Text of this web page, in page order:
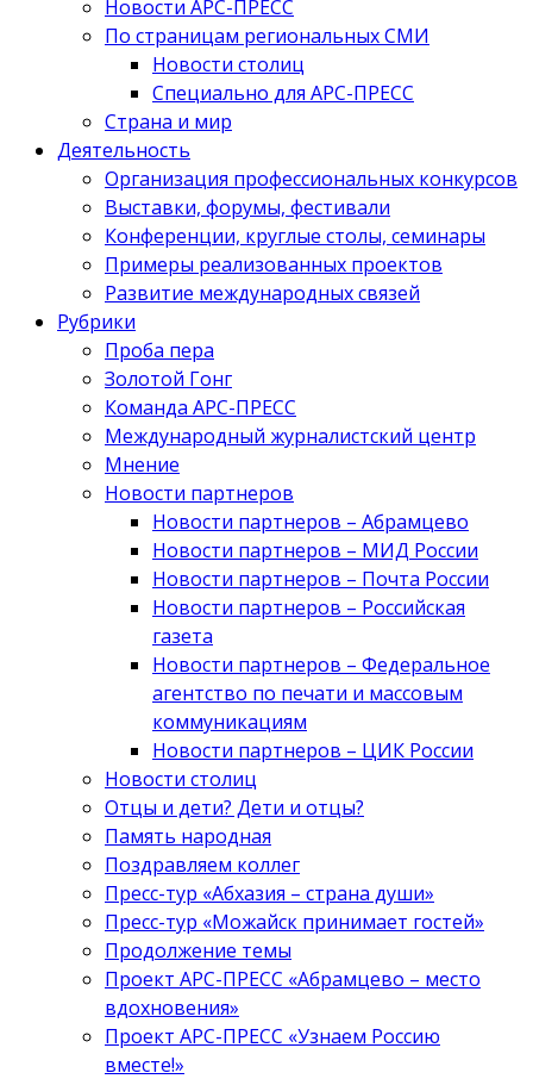
Новости АРС-ПРЕСС
По страницам региональных СМИ
Новости столиц
Специально для АРС-ПРЕСС
Страна и мир
Деятельность
Организация профессиональных конкурсов
Выставки, форумы, фестивали
Конференции, круглые столы, семинары
Примеры реализованных проектов
Развитие международных связей
Рубрики
Проба пера
Золотой Гонг
Команда АРС-ПРЕСС
Международный журналистский центр
Мнение
Новости партнеров
Новости партнеров – Абрамцево
Новости партнеров – МИД России
Новости партнеров – Почта России
Новости партнеров – Российская
газета
Новости партнеров – Федеральное
агентство по печати и массовым
коммуникациям
Новости партнеров – ЦИК России
Новости столиц
Отцы и дети? Дети и отцы?
Память народная
Поздравляем коллег
Пресс-тур «Абхазия – страна души»
Пресс-тур «Можайск принимает гостей»
Продолжение темы
Проект АРС-ПРЕСС «Абрамцево – место
вдохновения»
Проект АРС-ПРЕСС «Узнаем Россию
вместе!»